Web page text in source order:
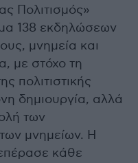
Πολιτισμός»
138 εκδηλώσεων
μνημεία και
με στόχο τη
πολιτιστικής
δημιουργία, αλλά
των
μνημείων. Η
κάθε